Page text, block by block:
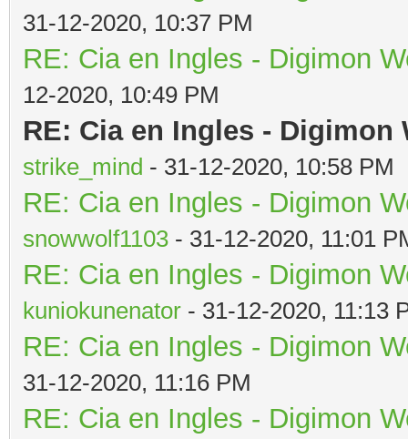
31-12-2020, 10:37 PM
RE: Cia en Ingles - Digimon
12-2020, 10:49 PM
RE: Cia en Ingles - Digimon
strike_mind - 31-12-2020, 10:58 PM
RE: Cia en Ingles - Digimon
snowwolf1103 - 31-12-2020, 11:01
RE: Cia en Ingles - Digimon
kuniokunenator - 31-12-2020, 11:13
RE: Cia en Ingles - Digimon
31-12-2020, 11:16 PM
RE: Cia en Ingles - Digimon